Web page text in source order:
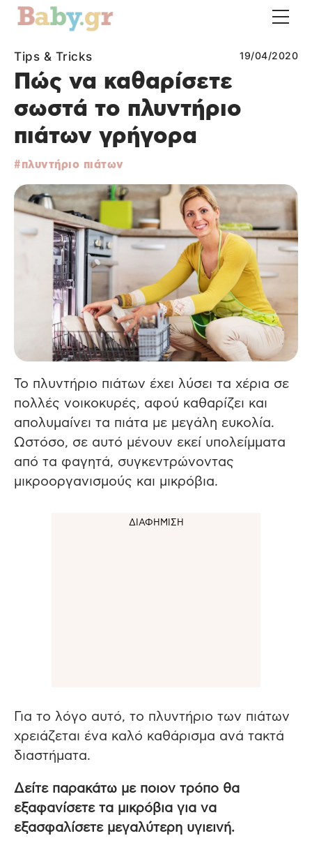
Tips & Tricks 19/04/2020
Πώς να καθαρίσετε
σωστά το πλυντήριο
πιάτων γρήγορα
πλυντήριο πιάτων
Το πλυντήριο πιάτων έχει λύσει τα χέρια σε
πολλές νοικοκυρές, αφού καθαρίζει και
απολυμαίνει τα πιάτα με μεγάλη ευκολία.
Ωστόσο, σε αυτό μένουν εκεί υπολείμματα
από τα φαγητά, συγκεντρώνοντας
μικροοργανισμούς και μικρόβια.
Για το λόγο αυτό, το πλυντήριο των πιάτων
χρειάζεται ένα καλό καθάρισμα ανά τακτά
διαστήματα.
Δείτε παρακάτω με ποιον τρόπο θα
εξαφανίσετε τα μικρόβια για να
εξασφαλίσετε μεγαλύτερη υγιεινή.